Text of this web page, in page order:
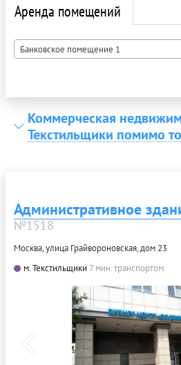
Аренда помещений
Банковское помещение 1
Коммерческая
Текстильщики помимо
Административное
№1518
Москва, улица Грайвороновская, дом 23
м. Текстильщики 7 мин. транспортом